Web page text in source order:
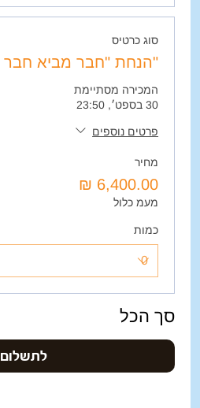
סוג כרטיס
"הנחת "חבר מביא חבר
המכירה מסתיימת
30 בספט׳, 23:50
פרטים נוספים
מחיר
מעמ כלול
כמות
סך הכל
לתשלום